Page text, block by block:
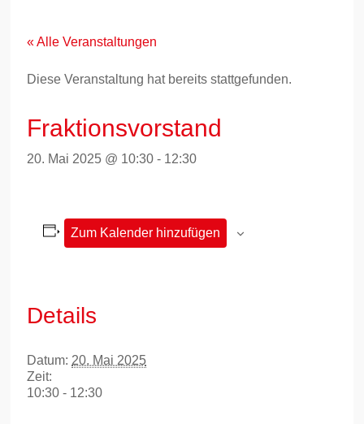
springen« Alle Veranstaltungen
Diese Veranstaltung hat bereits stattgefunden.
Fraktionsvorstand
20. Mai 2025 @ 10:30 - 12:30
Zum Kalender hinzufügen
Details
Datum: 20. Mai 2025
Zeit:
10:30 - 12:30